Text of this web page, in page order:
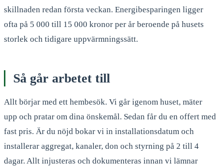
skillnaden redan första veckan. Energibesparingen ligger
ofta på 5 000 till 15 000 kronor per år beroende på husets
storlek och tidigare uppvärmningssätt.
Så går arbetet till
Allt börjar med ett hembesök. Vi går igenom huset, mäter
upp och pratar om dina önskemål. Sedan får du en offert med
fast pris. Är du nöjd bokar vi in installationsdatum och
installerar aggregat, kanaler, don och styrning på 2 till 4
dagar. Allt injusteras och dokumenteras innan vi lämnar